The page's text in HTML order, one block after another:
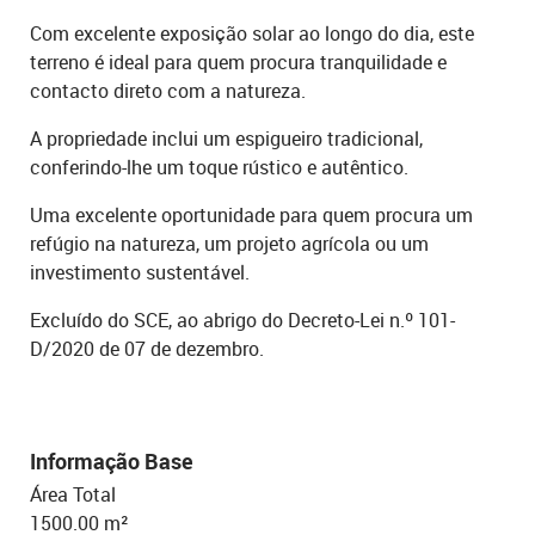
Com excelente exposição solar ao longo do dia, este
terreno é ideal para quem procura tranquilidade e
contacto direto com a natureza.
A propriedade inclui um espigueiro tradicional,
conferindo-lhe um toque rústico e autêntico.
Uma excelente oportunidade para quem procura um
refúgio na natureza, um projeto agrícola ou um
investimento sustentável.
Excluído do SCE, ao abrigo do Decreto-Lei n.º 101-
D/2020 de 07 de dezembro.
Informação Base
Área Total
1500.00 m²